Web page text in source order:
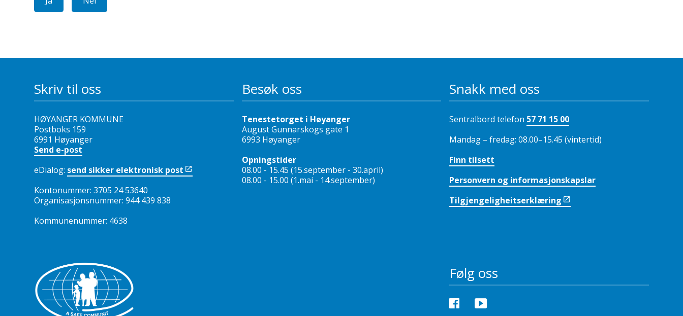
Skriv til oss
HØYANGER KOMMUNE
Postboks 159
6991 Høyanger
Send e-post
eDialog: send sikker elektronisk post
Kontonummer: 3705 24 53640
Organisasjonsnummer: 944 439 838
Kommunenummer: 4638
Besøk oss
Tenestetorget i Høyanger
August Gunnarskogs gate 1
6993 Høyanger
Opningstider
08.00 - 15.45 (15.september - 30.april)
08.00 - 15.00 (1.mai - 14.september)
Snakk med oss
Sentralbord telefon 57 71 15 00
Mandag – fredag: 08.00–15.45 (vintertid)
Finn tilsett
Personvern og informasjonskapslar
Tilgjengeligheitserklæring
Følg oss
Facebook